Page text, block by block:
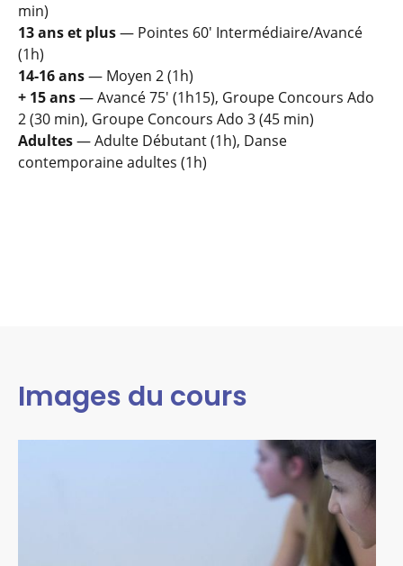
min)
13 ans et plus— Pointes 60' Intermédiaire/Avancé
(1h)
14-16 ans— Moyen 2 (1h)
+ 15 ans— Avancé 75' (1h15), Groupe Concours Ado
2 (30 min), Groupe Concours Ado 3 (45 min)
Adultes— Adulte Débutant (1h), Danse
contemporaine adultes (1h)
Images du cours